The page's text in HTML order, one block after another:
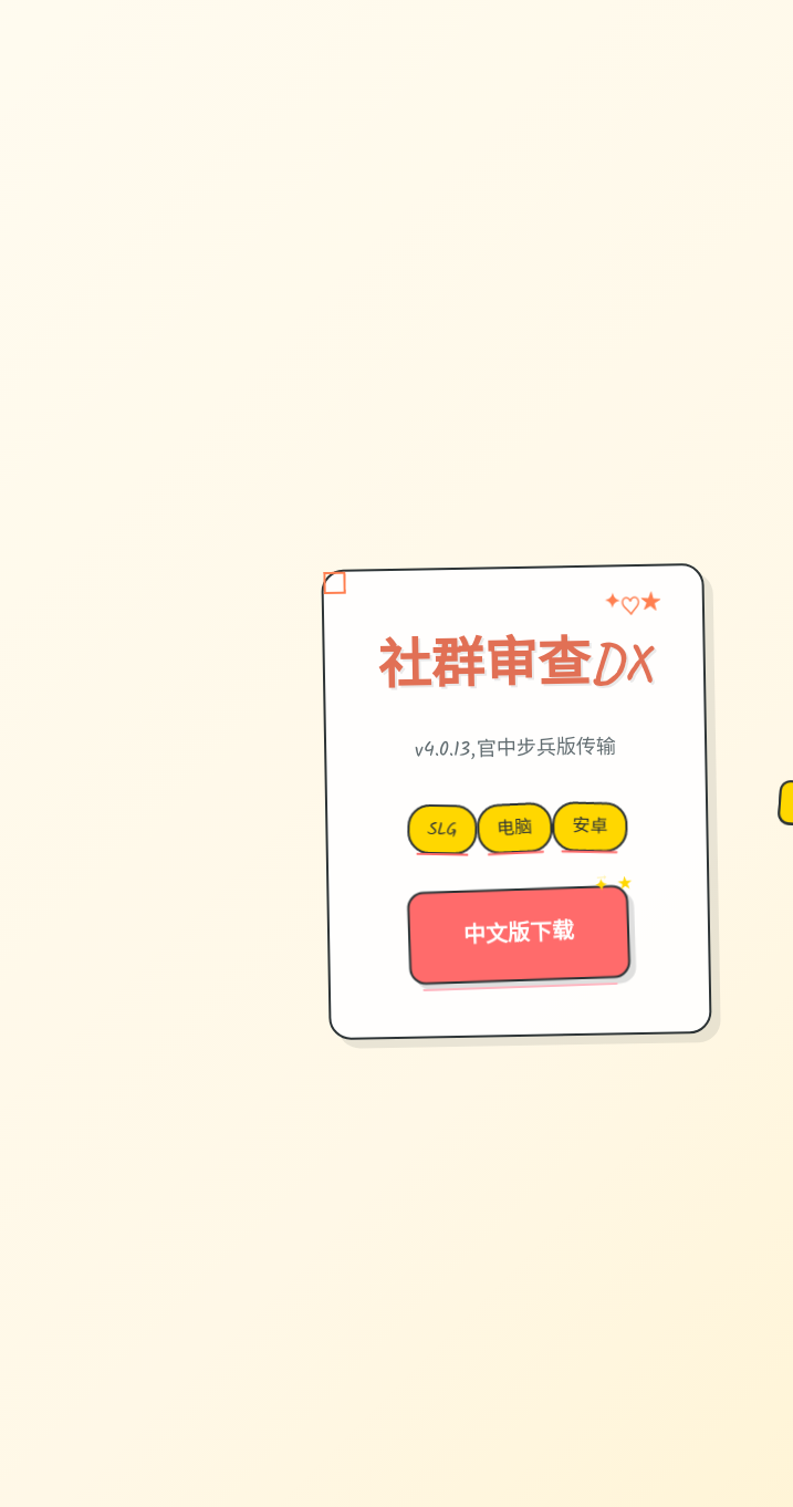
社群审查DX
✦♡★
v4.0.13,官中步兵版传输
SLG 电脑 安卓
中文版下载
✦ ★